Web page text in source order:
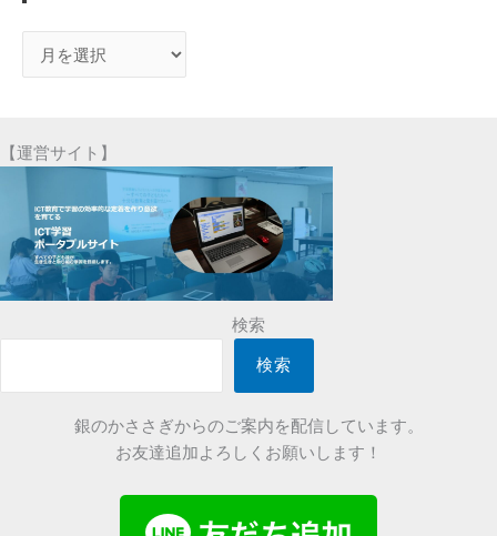
ブ
【運営サイト】
検索
検索
銀のかささぎからのご案内を配信しています。
お友達追加よろしくお願いします！